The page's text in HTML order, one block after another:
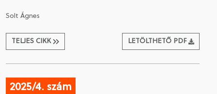
Solt Ágnes
TELJES CIKK LETÖLTHETŐ PDF
2025/4. szám